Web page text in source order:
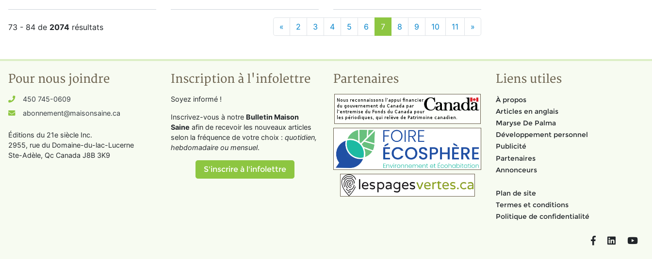
73 - 84 de 2074 résultats « 2 3 4 5 6 7 8 9 10 11 »
Pour nous joindre
450 745-0609
abonnement@maisonsaine.ca
Éditions du 21e siècle Inc.
2955, rue du Domaine-du-lac-Lucerne
Ste-Adèle, Qc Canada J8B 3K9
Inscription à l'infolettre
Soyez informé !
Inscrivez-vous à notre Bulletin Maison
Saine afin de recevoir les nouveaux articles
selon la fréquence de votre choix : quotidien,
hebdomadaire ou mensuel.
S'inscrire à l'infolettre
Partenaires Liens utiles
À propos
Articles en anglais
Maryse De Palma
Développement personnel
Publicité
Partenaires
Annonceurs
Plan de site
Termes et conditions
Politique de confidentialité
FacebookLinkedIn